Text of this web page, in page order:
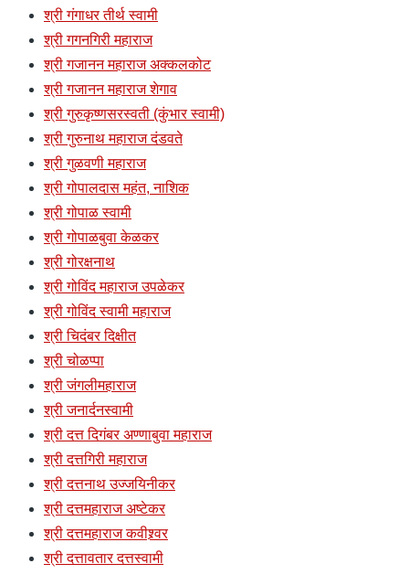
श्री गंगाधर तीर्थ स्वामी
श्री गगनगिरी महाराज
श्री गजानन महाराज अक्कलकोट
श्री गजानन महाराज शेगाव
श्री गुरुकृष्णसरस्वती (कुंभार स्वामी)
श्री गुरुनाथ महाराज दंडवते
श्री गुळवणी महाराज
श्री गोपालदास महंत, नाशिक
श्री गोपाळ स्वामी
श्री गोपाळबुवा केळकर
श्री गोरक्षनाथ
श्री गोविंद महाराज उपळेकर
श्री गोविंद स्वामी महाराज
श्री चिदंबर दिक्षीत
श्री चोळप्पा
श्री जंगलीमहाराज
श्री जनार्दनस्वामी
श्री दत्त दिगंबर अण्णाबुवा महाराज
श्री दत्तगिरी महाराज
श्री दत्तनाथ उज्जयिनीकर
श्री दत्तमहाराज अष्टेकर
श्री दत्तमहाराज कवीश्र्वर
श्री दत्तावतार दत्तस्वामी